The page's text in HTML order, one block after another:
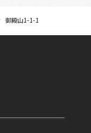
御殿山1-1-1